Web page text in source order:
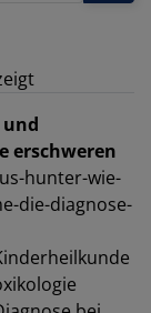
und
erschweren
hunter-wie-
die-diagnose-